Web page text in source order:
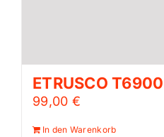
ETRUSCO
99,00 €
In den Warenkorb